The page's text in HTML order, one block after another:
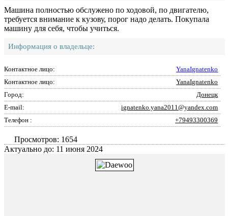
Машина полностью обслужено по ходовой, по двигателю,
требуется внимание к кузову, порог надо делать. Покупала
машину для себя, чтобы учиться.
Информация о владельце:
Контактное лицо:
YanaIgnatenko
Контактное лицо:
YanaIgnatenko
Город:
Донецк
E-mail:
ignatenko.yana2011@yandex.com
Телефон :
+79493300369
Просмотров: 1654
Актуально до: 11 июня 2024